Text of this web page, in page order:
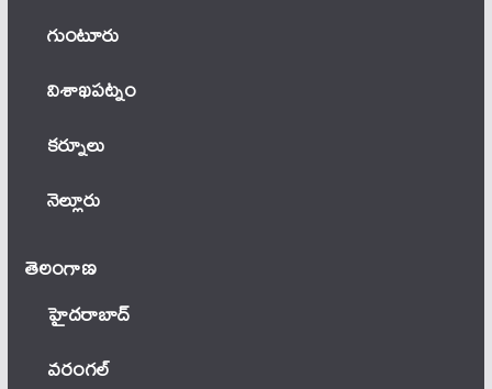
గుంటూరు
విశాఖపట్నం
కర్నూలు
నెల్లూరు
తెలంగాణ‌
హైదరాబాద్
వ‌రంగ‌ల్